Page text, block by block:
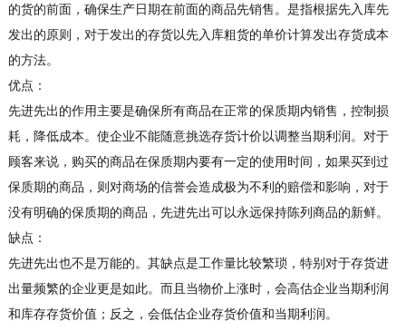
的货的前面，确保生产日期在前面的商品先销售。是指根据先入库先
发出的原则，对于发出的存货以先入库粗货的单价计算发出存货成本
的方法。
优点：
先进先出的作用主要是确保所有商品在正常的保质期内销售，控制损
耗，降低成本。使企业不能随意挑选存货计价以调整当期利润。对于
顾客来说，购买的商品在保质期内要有一定的使用时间，如果买到过
保质期的商品，则对商场的信誉会造成极为不利的赔偿和影响，对于
没有明确的保质期的商品，先进先出可以永远保持陈列商品的新鲜。
缺点：
先进先出也不是万能的。其缺点是工作量比较繁琐，特别对于存货进
出量频繁的企业更是如此。而且当物价上涨时，会高估企业当期利润
和库存存货价值；反之，会低估企业存货价值和当期利润。